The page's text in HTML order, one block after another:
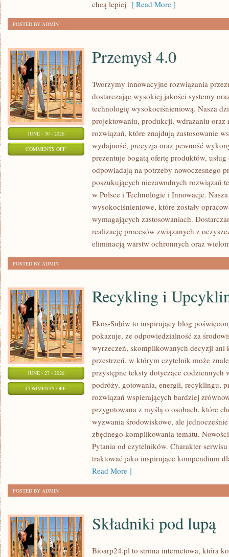
chcą lepiej [ Read More ]
POSTED BY ADMIN
JUNE - 30 - 2026
COMMENTS OFFON
PRZEMYSŁ
Przemysł 4.0
Tworzymy innowacyjne rozwiązania
dostarczając wysokiej jakości systemy
technologię wysokociśnieniową. Nasza
projektowaniu, produkcji, wdrażaniu oraz
rozwiązań, które znajdują zastosowanie
wydajność, precyzja oraz pewność
prezentuje bogatą ofertę produktów,
odpowiadają na potrzeby nowoczesnego
poszukujących niezawodnych rozwiązań
w Polsce i Technologie i Innowacje.
wysokociśnieniowe, które zostały
wymagających zastosowaniach.
realizację procesów związanych z
eliminacją warstw ochronnych oraz
POSTED BY ADMIN
JUNE - 27 - 2026
COMMENTS OFFON
RECYKLING
UPCYKLING
Recykling i
Ekos-Sułów to inspirujący blog
pokazuje, że odpowiedzialność za
wyrzeczeń, skomplikowanych decyzji ani
przestrzeń, w którym czytelnik może
przystępne teksty dotyczące
podróży, gotowania, energii, recyklingu,
rozwiązań wspierających bardziej
przygotowana z myślą o osobach, które
wyzwania środowiskowe, ale
zbędnego komplikowania tematu.
Pytania od czytelników. Charakter
traktować jako inspirujące kompendium
Read More ]
POSTED BY ADMIN
Składniki pod lupą
Bioarp24.pl to strona internetowa, która